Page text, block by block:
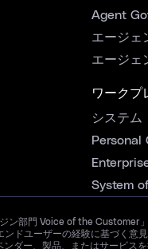
Agent
エージェ
エージェ
ワークプ
システム
Personal
System
ン部門 Voice of the Customer
ドユーザーの経験に基づく意
ダー、製品、またはサービス